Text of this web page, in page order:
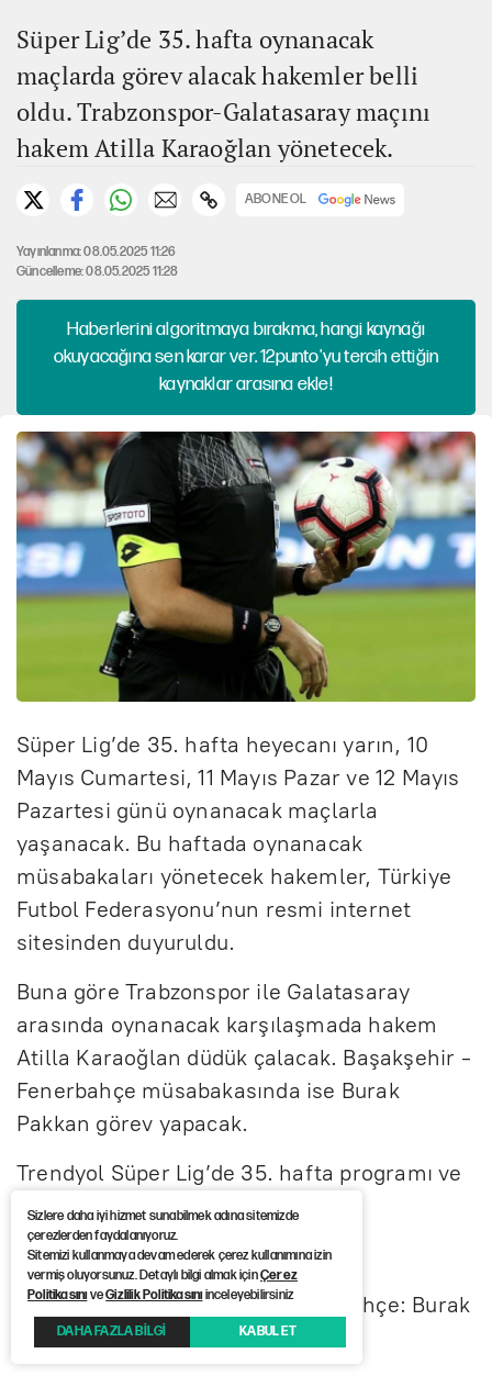
Süper Lig’de 35. hafta oynanacak
maçlarda görev alacak hakemler belli
oldu. Trabzonspor-Galatasaray maçını
hakem Atilla Karaoğlan yönetecek.
ABONE OL
Yayınlanma: 08.05.2025 11:26
Güncelleme: 08.05.2025 11:28
Haberlerini algoritmaya bırakma, hangi kaynağı
okuyacağına sen karar ver. 12punto'yu tercih ettiğin
kaynaklar arasına ekle!
Süper Lig’de 35. hafta heyecanı yarın, 10
Mayıs Cumartesi, 11 Mayıs Pazar ve 12 Mayıs
Pazartesi günü oynanacak maçlarla
yaşanacak. Bu haftada oynanacak
müsabakaları yönetecek hakemler, Türkiye
Futbol Federasyonu’nun resmi internet
sitesinden duyuruldu.
Buna göre Trabzonspor ile Galatasaray
arasında oynanacak karşılaşmada hakem
Atilla Karaoğlan düdük çalacak. Başakşehir -
Fenerbahçe müsabakasında ise Burak
Pakkan görev yapacak.
Trendyol Süper Lig’de 35. hafta programı ve
görev alacak hakemler şöyle:
Yarın
20.00 RAMS Başakşehir - Fenerbahçe: Burak
Pakkan
Sizlere daha iyi hizmet sunabilmek adına sitemizde
çerezlerden faydalanıyoruz.
Sitemizi kullanmaya devam ederek çerez kullanımına izin
vermiş oluyorsunuz. Detaylı bilgi almak içinÇerez
PolitikasınıveGizlilik Politikasınıinceleyebilirsiniz
DAHA FAZLA BİLGİ KABUL ET